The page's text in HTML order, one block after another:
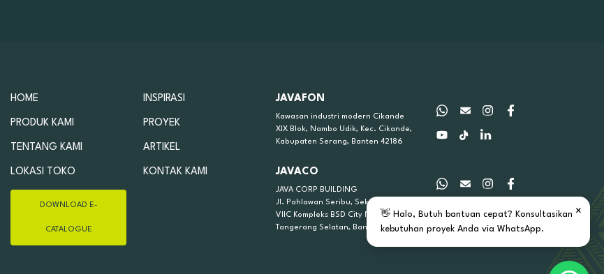
HOME
PRODUK KAMI
TENTANG KAMI
LOKASI TOKO
DOWNLOAD E-
CATALOGUE
INSPIRASI
PROYEK
ARTIKEL
KONTAK KAMI
JAVAFON
Kawasan industri modern Cikande
XIX Blok, Nambo Udik, Kec. Cikande,
Kabupaten Serang, Banten 42186
JAVACO
JAVA CORP BUILDING
Jl. Pahlawan Seribu, Sektor KOM
VIIC Kompleks BSD City No.01A,
Tangerang Selatan, Banten
×
👋 Halo, Butuh bantuan cepat? Konsultasikan
kebutuhan proyek Anda via WhatsApp.